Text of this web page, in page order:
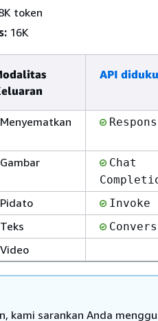
token
16K
API
Menyematkan
Gambar
Chat
Pidato Invoke
Teks
Video
kami sarankan Anda